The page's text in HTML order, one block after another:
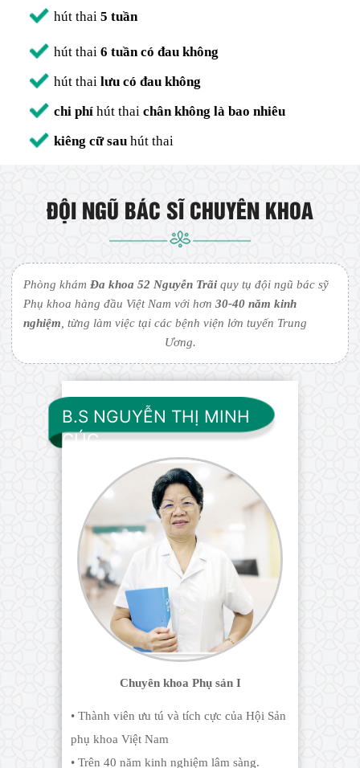
hút thai5 tuần
hút thai6 tuần có đau không
hút thailưu có đau không
chi phí hút thaichân không là bao nhiêu
kiêng cữ sau hút thai
ĐỘI NGŨ BÁC SĨ CHUYÊN KHOA
Phòng khámĐa khoa 52 Nguyễn Trãi quy tụ đội ngũ bác sỹ
Phụ khoa hàng đầu Việt Nam với hơn30-40 năm kinh
nghiệm , từng làm việc tại các bệnh viện lớn tuyến Trung
Ương.
B.S NGUYỄN THỊ MINH
CÚC
Chuyên khoa Phụ sản I
• Thành viên ưu tú và tích cực của Hội Sản
phụ khoa Việt Nam
• Trên 40 năm kinh nghiệm lâm sàng.